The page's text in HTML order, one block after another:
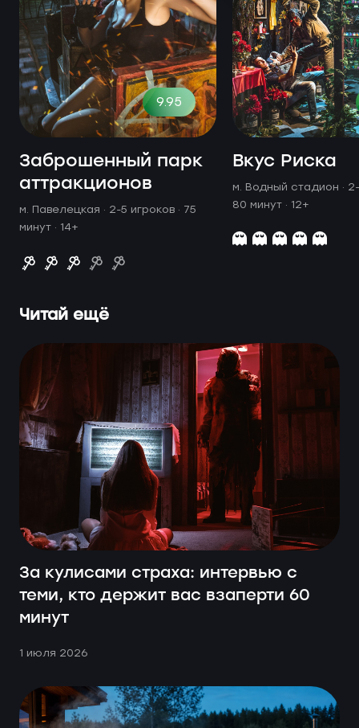
9.95
Заброшенный парк
аттракционов
м. Павелецкая · 2-5 игроков · 75
минут · 14+
Вкус Риска
м. Водный стадион ·
80 минут · 12+
Читай ещё
За кулисами страха: интервью с
теми, кто держит вас взаперти 60
минут
1 июля 2026